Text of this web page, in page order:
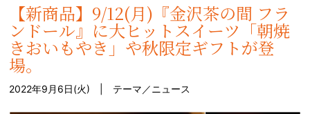
【新商品】9/12(月)『金沢茶の間 フラ
ンドール』に大ヒットスイーツ「朝焼
きおいもやき」や秋限定ギフトが登
場。
2022年9月6日(火) | テーマ／ニュース